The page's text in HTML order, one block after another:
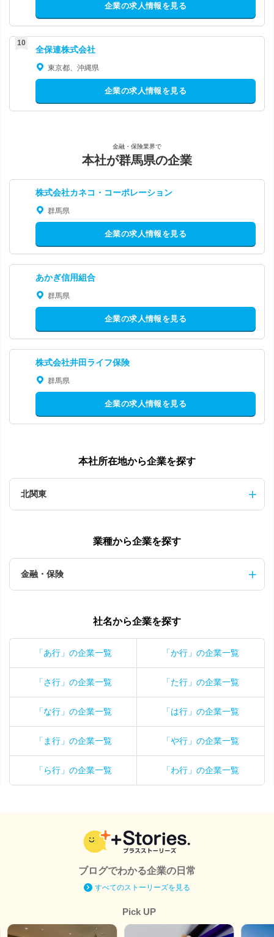
企業の求人情報を見る
全保連株式会社
東京都、沖縄県
企業の求人情報を見る
金融・保険業界で
本社が群馬県の企業
株式会社カネコ・コーポレーション
群馬県
企業の求人情報を見る
あかぎ信用組合
群馬県
企業の求人情報を見る
株式会社井田ライフ保険
群馬県
企業の求人情報を見る
本社所在地から企業を探す
北関東
業種から企業を探す
金融・保険
社名から企業を探す
「あ行」の企業一覧 「か行」の企業一覧
「さ行」の企業一覧 「た行」の企業一覧
「な行」の企業一覧 「は行」の企業一覧
「ま行」の企業一覧 「や行」の企業一覧
「ら行」の企業一覧 「わ行」の企業一覧
ブログでわかる企業の日常
すべてのストーリーズを見る
Pick UP